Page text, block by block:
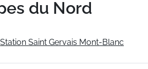
du Nord
Station Saint Gervais Mont-Blanc